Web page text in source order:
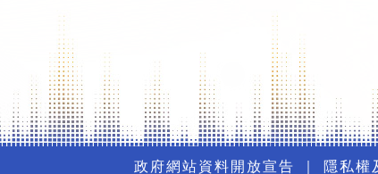
政府網站資料開放宣告 ｜ 隱私權